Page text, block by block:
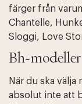
färger från
Chantelle,
Sloggi, Love
Bh-
När du ska
absolut inte att